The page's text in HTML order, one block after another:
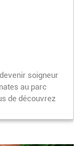
soigneur
au parc
de découvrez